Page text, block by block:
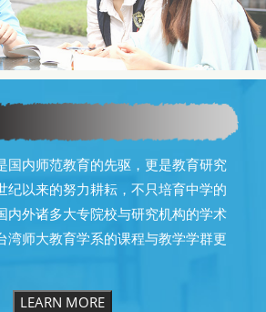
国内师范教育的先驱，更是教育研究
纪以来的努力耕耘，不只培育中学的
内外诸多大专院校与研究机构的学术
湾师大教育学系的课程与教学学群更
LEARN MORE